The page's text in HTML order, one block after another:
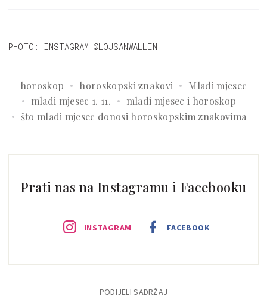
PHOTO: INSTAGRAM @LOJSANWALLIN
horoskop horoskopski znakovi
Mladi mjesec
mladi mjesec 1. 11.
mladi mjesec i horoskop
što mladi mjesec donosi horoskopskim znakovima
Prati nas na Instagramu i Facebooku
INSTAGRAM FACEBOOK
PODIJELI SADRŽAJ